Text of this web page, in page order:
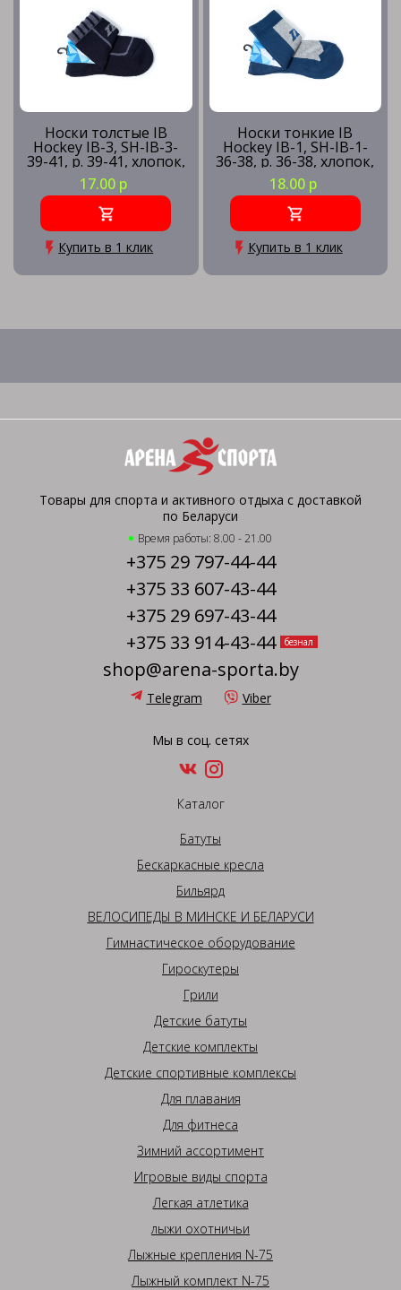
Носки толстые IB
Hockey IB-3, SH-IB-3-
39-41, р. 39-41, хлопок,
поликолон, нейлон,
эластан,темно-сини
17.00 р
Купить в 1 клик
Носки тонкие IB
Hockey IB-1, SH-IB-1-
36-38, р. 36-38, хлопок,
поликолон, нейлон,
эластан,серо-синий
18.00 р
Купить в 1 клик
Товары для спорта и активного отдыха с доставкой
по Беларуси
Время работы: 8.00 - 21.00
+375 29 797-44-44
+375 33 607-43-44
+375 29 697-43-44
+375 33 914-43-44
безнал
shop@arena-sporta.by
Telegram Viber
Мы в соц. сетях
Каталог
Батуты
Бескаркасные кресла
Бильярд
ВЕЛОСИПЕДЫ В МИНСКЕ И БЕЛАРУСИ
Гимнастическое оборудование
Гироскутеры
Грили
Детские батуты
Детские комплекты
Детские спортивные комплексы
Для плавания
Для фитнеса
Зимний ассортимент
Игровые виды спорта
Легкая атлетика
лыжи охотничьи
Лыжные крепления N-75
Лыжный комплект N-75